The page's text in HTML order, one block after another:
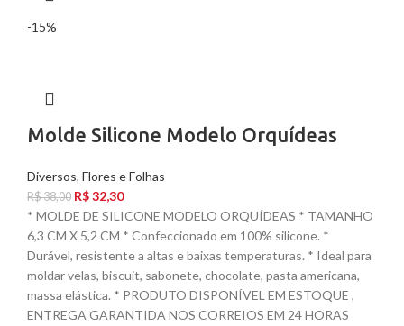
-15%
Molde Silicone Modelo Orquídeas
Diversos, Flores e Folhas
R$38,00 R$32,30
* MOLDE DE SILICONE MODELO ORQUÍDEAS * TAMANHO
6,3 CM X 5,2 CM * Confeccionado em 100% silicone. *
Durável, resistente a altas e baixas temperaturas. * Ideal para
moldar velas, biscuit, sabonete, chocolate, pasta americana,
massa elástica. * PRODUTO DISPONÍVEL EM ESTOQUE ,
ENTREGA GARANTIDA NOS CORREIOS EM 24 HORAS